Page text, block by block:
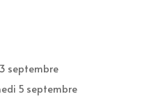
septembre
5 septembre